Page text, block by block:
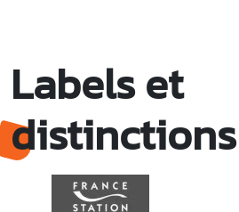
Labels et
distinctions